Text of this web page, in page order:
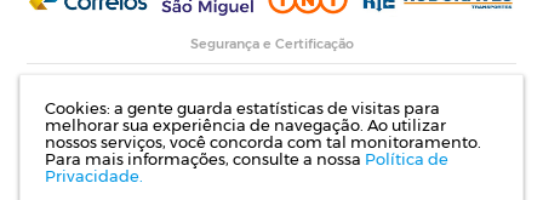
Cookies: a gente guarda estatísticas de visitas para
melhorar sua experiência de navegação. Ao utilizar
nossos serviços, você concorda com tal monitoramento.
Para mais informações, consulte a nossa Política de
Privacidade.
Segurança e Certificação